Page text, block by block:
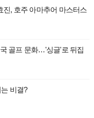
진, 호주 아마추어 마스터스
골프 문화…'싱글'로 뒤집
비결?